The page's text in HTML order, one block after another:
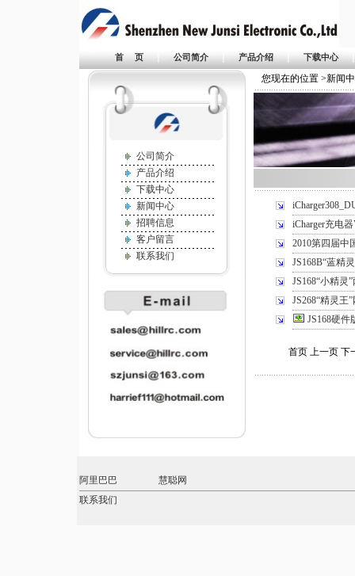
首 页 | 公司简介 | 产品介绍 | 下载中心
公司简介
产品介绍
下载中心
新闻中心
招聘信息
客户留言
联系我们
您现在的位置 >新闻
iCharger充电
2010第四届中
JS168B“蓝精
JS168“小精灵
JS268“精灵王
JS168硬
首页 上一页 下
阿里巴巴
慧聪网
联系我们